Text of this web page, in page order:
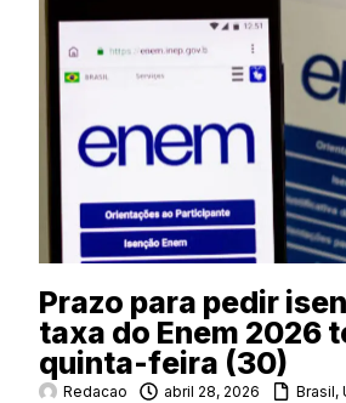
Prazo para pedir
taxa do Enem 2026
quinta-feira (30)
Redacao abril 28, 2026 Brasil,